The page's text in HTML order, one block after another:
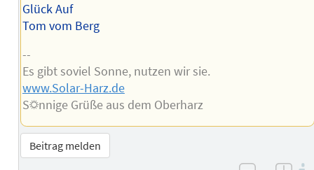
Glück Auf
Tom vom Berg
--
Es gibt soviel Sonne, nutzen wir sie.
www.Solar-Harz.de
S☼nnige Grüße aus dem Oberharz
Beitrag melden